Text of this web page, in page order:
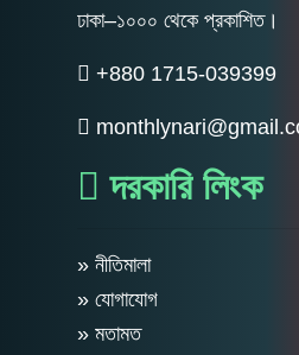
ঢাকা–১০০০ থেকে প্রকাশিত।
+880 1715-039399
দরকারি লিংক
» নীতিমালা
» যোগাযোগ
» মতামত